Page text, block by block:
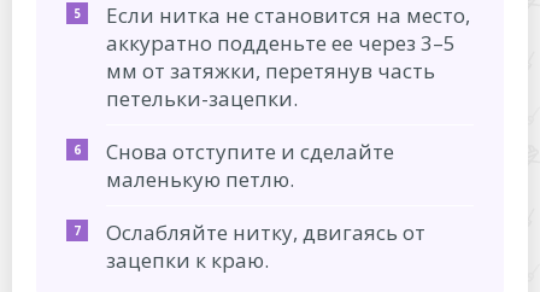
Если нитка не становится на место,
аккуратно подденьте ее через 3–5
мм от затяжки, перетянув часть
петельки-зацепки.
Снова отступите и сделайте
маленькую петлю.
Ослабляйте нитку, двигаясь от
зацепки к краю.